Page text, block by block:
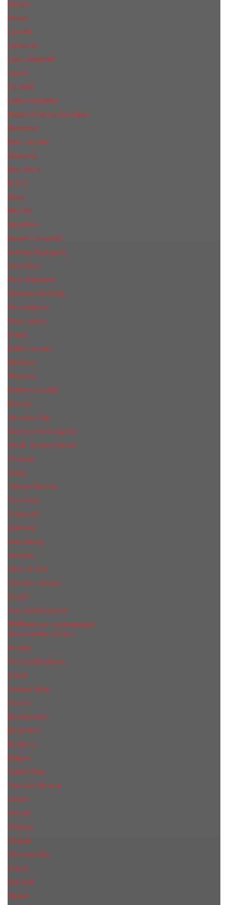
КиLian
Kenzo
Lacoste
Lancome
Laura Biagiotti
Lanvin
Lе Lab0
Lolita Lempicka
Maison Francis Kurkdjian
Madonna
Marc Jacobs
Mancera
Max Mara
M.А.C.
Mexx
Miu Miu
Mоsсhino
Naomi Campbell
Narciso Rodriguez
Nina Ricci
Paco Rabanne
Parfums de Marly
Penhaligon's
Pepe Jeans
Prada
Ralph Lauren
RicHarD
Rihanna
Roberto Cavalli
Rochas
Salvador Dali
Salvatore Ferragamo
Sarah Jessica Parker
Shiseido
Sisley
Tiziana Terenzi
Tom Ford
Trussardi
Valentino
Vera Wang
Versace
Viktor & Rolf
Victoria s Secret
Xerjoff
Yves Saint Laurent
Мужская парфюмерия
Abercrombie & Fitch
Annifen
Antonio Banderas
Armaf
Armand Basi
Azzaro
Baldessarini
Bond № 9
Burberry
Bvlgari
Calvin Klein
Carolina Herrera
Cartier
Cerruti
Сliniquе
Chanel
Christian Dior
Creed
Davidoff
Diesel